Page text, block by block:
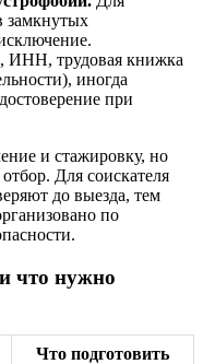
замкнутых
трудовая книжка
иногда
при
и стажировку, но
Для соискателя
до выезда, тем
по
что нужно
Что подготовить